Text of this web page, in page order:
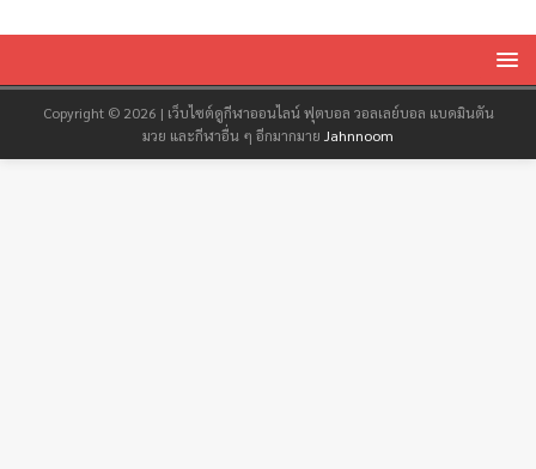
Copyright © 2026 | เว็บไซต์ดูกีฬาออนไลน์ ฟุตบอล วอลเลย์บอล แบดมินตัน
มวย และกีฬาอื่น ๆ อีกมากมาย Jahnnoom